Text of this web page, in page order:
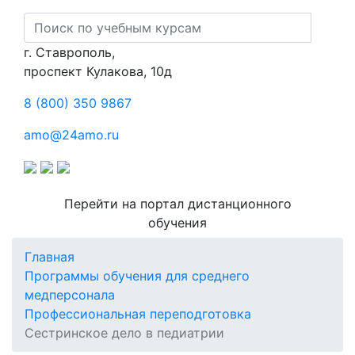
г. Ставрополь,
проспект Кулакова, 10д
8 (800) 350 9867
amo@24amo.ru
Перейти на портал дистанционного
обучения
Главная
Программы обучения для среднего
медперсонала
Профессиональная переподготовка
Сестринское дело в педиатрии